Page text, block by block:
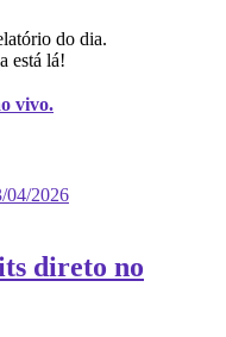
do dia.
está lá!
vivo.
04/2026
direto no